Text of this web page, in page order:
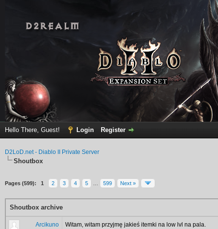
Hello There, Guest! Login Register
D2LoD.net - Diablo II Private Server
Shoutbox
Pages (599): 1 2 3 4 5 599 Next »
Shoutbox archive
Arcikuno Witam, witam przyjmę jakieś itemki na low lvl na pala.